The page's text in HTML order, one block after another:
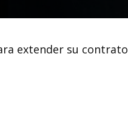
extender su contrato